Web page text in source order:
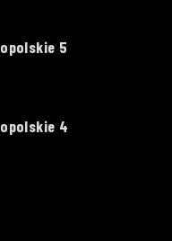
5
4